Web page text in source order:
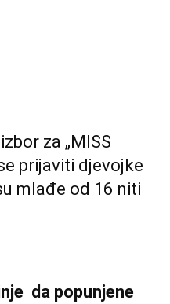
za „MISS
prijaviti djevojke
mlađe od 16 niti
da popunjene